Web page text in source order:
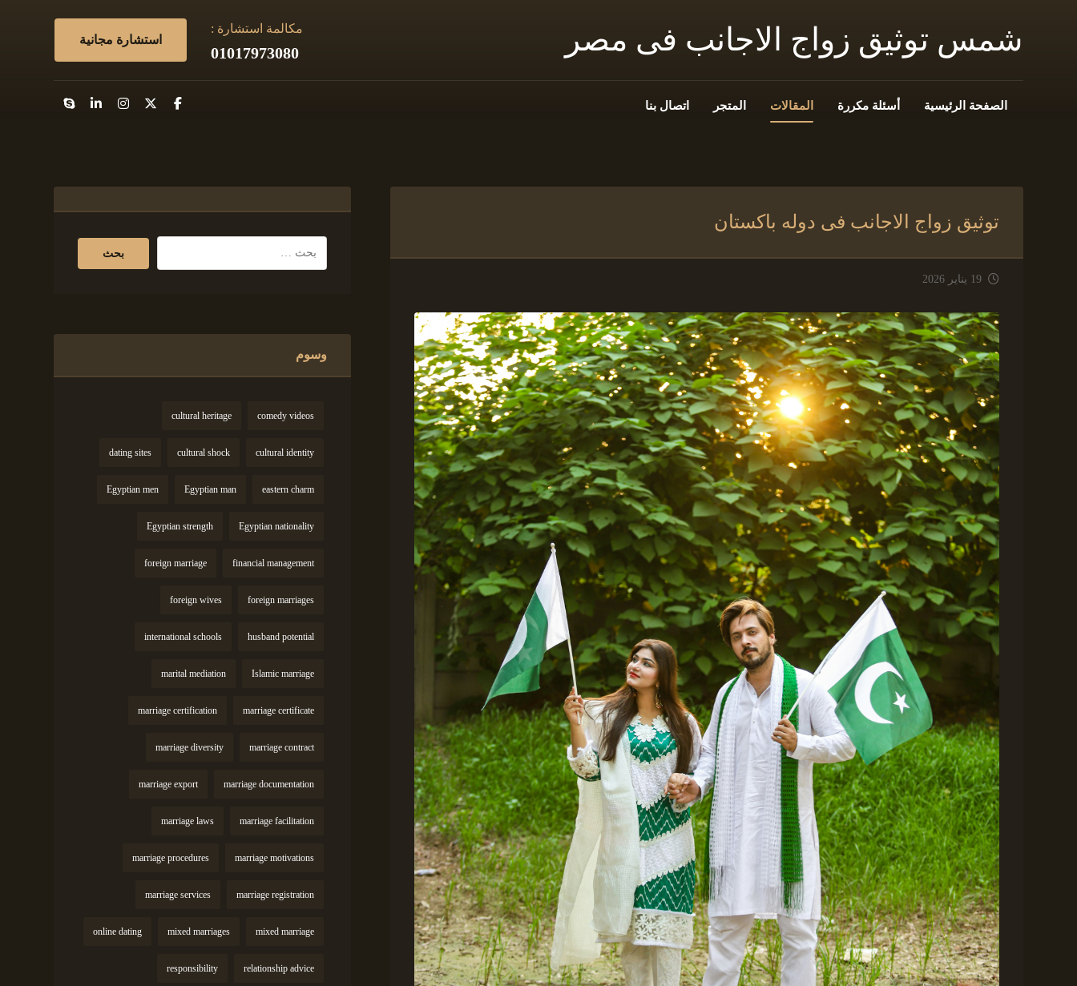
شمس توثيق زواج الاجانب فى مصر استشارة مجانية
مكالمة استشارة :
01017973080
الصفحة الرئيسية أسئلة مكررة المقالات المتجر اتصال بنا
توثيق زواج الاجانب فى دوله باكستان
19 يناير 2026
وسوم
comedy videos
cultural heritage
cultural identity
cultural shock
dating sites
eastern charm
Egyptian man
Egyptian men
Egyptian nationality
Egyptian strength
financial management
foreign marriage
foreign marriages
foreign wives
husband potential
international schools
Islamic marriage
marital mediation
marriage certificate
marriage certification
marriage contract
marriage diversity
marriage documentation
marriage export
marriage facilitation
marriage laws
marriage motivations
marriage procedures
marriage registration
marriage services
mixed marriage
mixed marriages
online dating
relationship advice
responsibility